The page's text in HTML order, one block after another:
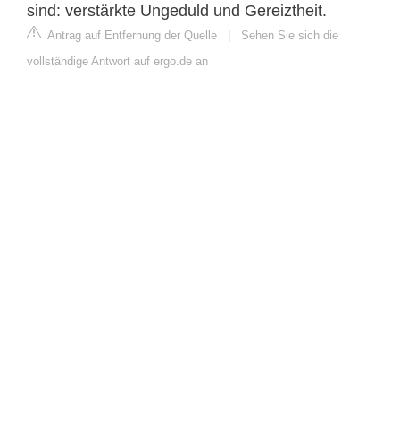
sind: verstärkte Ungeduld und Gereiztheit.
Antrag auf Entfernung der Quelle | Sehen Sie sich die
vollständige Antwort auf ergo.de an